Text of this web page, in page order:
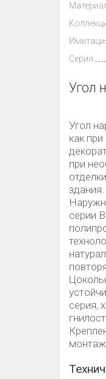
Серия
Угол
Угол
как
при
здания.
серии
серия,